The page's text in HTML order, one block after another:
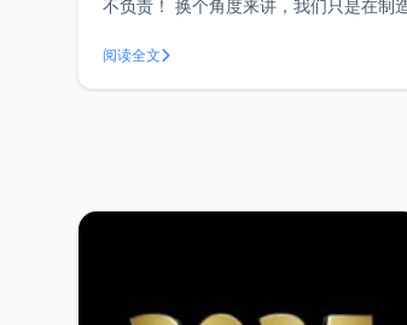
不负责！ 换个角度来讲，我们只是在制
阅读全文